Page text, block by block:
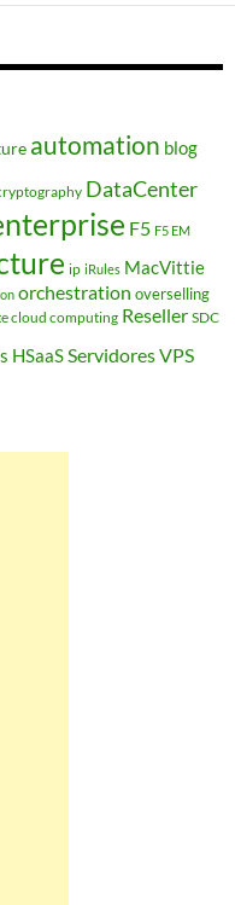
automation blog
DataCenter
F5 F5 EM
ip iRules MacVittie
orchestration overselling
cloud computing Reseller SDC
HSaaSServidores VPS